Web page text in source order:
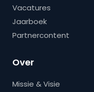
Vacatures
Jaarboek
Partnercontent
Over
Missie & Visie